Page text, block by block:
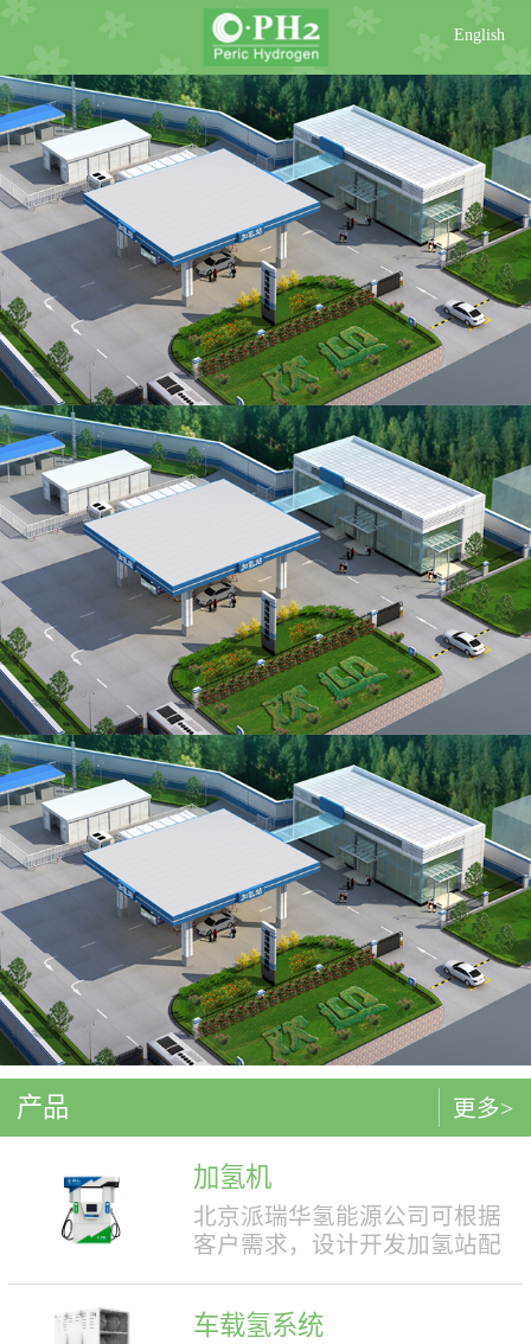
English
产品
加氢机
北京派瑞华氢能源公司可根据
客户需求，设计开发加氢站配
结构设计合理，便于操作，外
车载氢系统
更多>